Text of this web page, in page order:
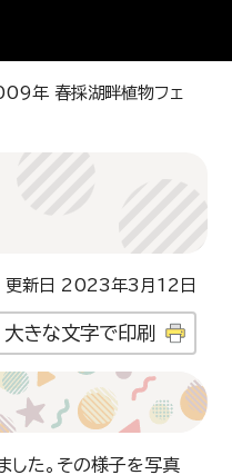
年 春採湖畔植物フェ
新日 2023年3月12日
大きな文字で印刷
た。その様子を写真